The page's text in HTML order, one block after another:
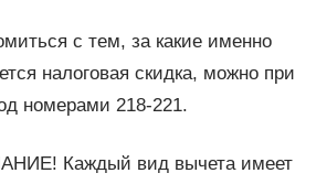
с тем, за какие именно
налоговая скидка, можно при
номерами 218-221.
Каждый вид вычета имеет